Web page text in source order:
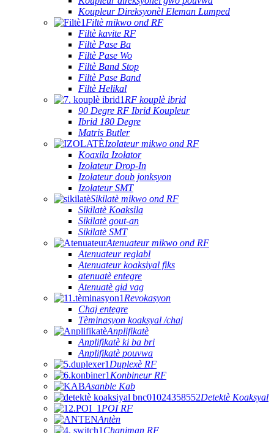
Koupleur Direksyonèl Eleman Lumped
Filtè mikwo ond RF
Filtè kavite RF
Filtè Pase Ba
Filtè Pase Wo
Filtè Band Stop
Filtè Pase Band
Filtè Helikal
RF kouplè ibrid
90 Degre RF Ibrid Koupleur
Ibrid 180 Degre
Matris Butler
Izolateur mikwo ond RF
Koaxila Izolator
Izolateur Drop-In
Izolateur doub jonksyon
Izolateur SMT
Sikilatè mikwo ond RF
Sikilatè Koaksila
Sikilatè gout-an
Sikilatè SMT
Atenuateur mikwo ond RF
Atenuateur reglabl
Atenuateur koaksiyal fiks
atenuatè entegre
Atenuatè gid vag
Revokasyon
Chaj entegre
Tèminasyon koaksyal /chaj
Anplifikatè
Anplifikatè ki ba bri
Anplifikatè pouvwa
Duplexè RF
Konbineur RF
Asanble Kab
Detektè Koaksyal
POI RF
Antèn
Chanjman RF